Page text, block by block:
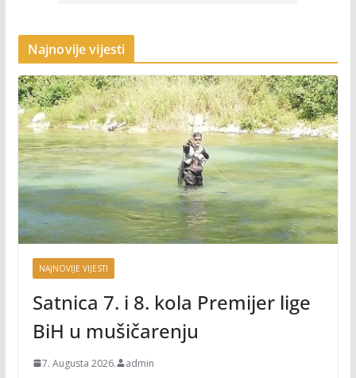
Najnovije vijesti
NAJNOVIJE VIJESTI
Satnica 7. i 8. kola Premijer lige
BiH u mušičarenju
7. Augusta 2026. admin